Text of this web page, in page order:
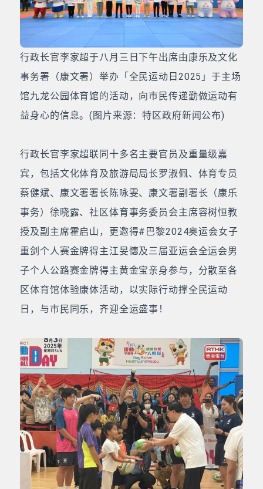
行政长官李家超于八月三日下午出席由康乐及文化
事务署（康文署）举办「全民运动日2025」于主场
馆九龙公园体育馆的活动，向巿民传递勤做运动有
益身心的信息。(图片来源：特区政府新闻公布)
行政长官李家超联同十多名主要官员及重量级嘉
宾，包括文化体育及旅游局局长罗淑佩、体育专员
蔡健斌、康文署署长陈咏雯、康文署副署长（康乐
事务）徐晓露、社区体育事务委员会主席容树恒教
授及副主席霍启山，更邀得#巴黎2024奥运会女子
重剑个人赛金牌得主江旻憓及三届亚运会全运会男
子个人公路赛金牌得主黄金宝亲身参与，分散至各
区体育馆体验康体活动，以实际行动撑全民运动
日，与市民同乐，齐迎全运盛事！